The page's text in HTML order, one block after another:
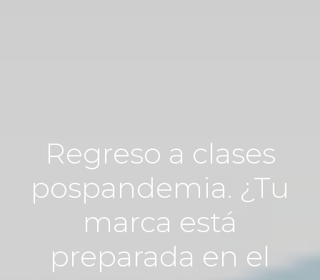
Regreso a clases
pospandemia. ¿Tu
marca está
preparada en el